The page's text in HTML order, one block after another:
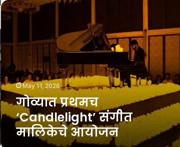
गोव्यात
प्रथमच
मालिकेचे
आयोजन
May 11, 2026
गोव्यात प्रथमच
‘Candlelight’ संगीत
मालिकेचे आयोजन